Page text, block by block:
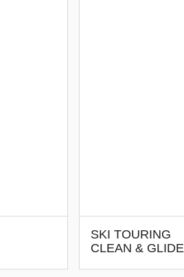
SKI TOURING
CLEAN & GLIDE